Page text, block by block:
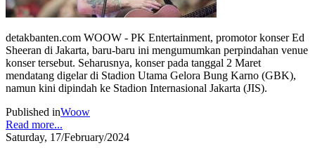
detakbanten.com WOOW - PK Entertainment, promotor konser Ed
Sheeran di Jakarta, baru-baru ini mengumumkan perpindahan venue
konser tersebut. Seharusnya, konser pada tanggal 2 Maret
mendatang digelar di Stadion Utama Gelora Bung Karno (GBK),
namun kini dipindah ke Stadion Internasional Jakarta (JIS).
Published inWoow
Read more...
Saturday, 17/February/2024